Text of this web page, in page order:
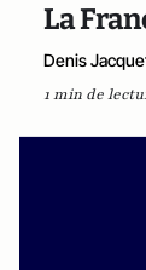
La
Denis
1 min de